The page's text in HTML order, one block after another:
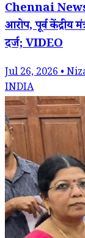
Chennai News:
आरोप, पूर्व केंद्रीय
दर्ज; VIDEO
Jul 26, 2026 •
INDIA